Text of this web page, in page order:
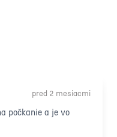
pred 2 mesiacmi
počkanie a je vo